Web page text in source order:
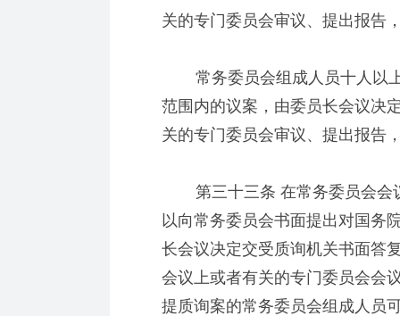
关的专门委员会审议、提出报告
常务委员会组成人员十人以上
范围内的议案，由委员长会议决
关的专门委员会审议、提出报告
第三十三条 在常务委员会会
以向常务委员会书面提出对国务
长会议决定交受质询机关书面答
会议上或者有关的专门委员会会
提质询案的常务委员会组成人员